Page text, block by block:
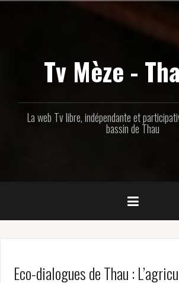
Tv Mèze -
La web Tv libre, indépendante et
bassin de Thau
Eco-dialogues de Thau :